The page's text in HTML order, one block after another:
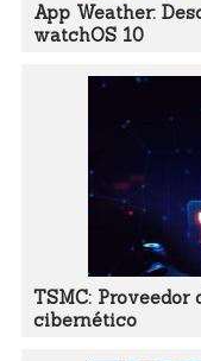
App Weather:
watchOS 10
TSMC: Proveedor
cibernético